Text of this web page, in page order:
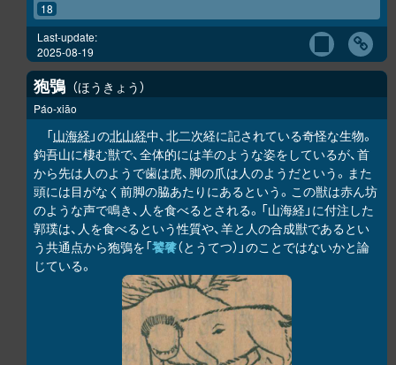
18
Last-update:
2025-08-19
狍鴞 ほうきょう
Páo-xiāo
「山海経 」の北山経中、北二次経に記されている奇怪な生物。
鈎吾山に棲む獣で、全体的には羊のような姿をしているが、首
から先は人のようで歯は虎、脚の爪は人のようだという。また
頭には目がなく前脚の脇あたりにあるという。この獣は赤ん坊
のような声で鳴き、人を食べるとされる。「山海経」に付注した
郭璞は、人を食べるという性質や、羊と人の合成獣であるとい
う共通点から狍鴞を「饕餮（とうてつ）」のことではないかと論
じている。